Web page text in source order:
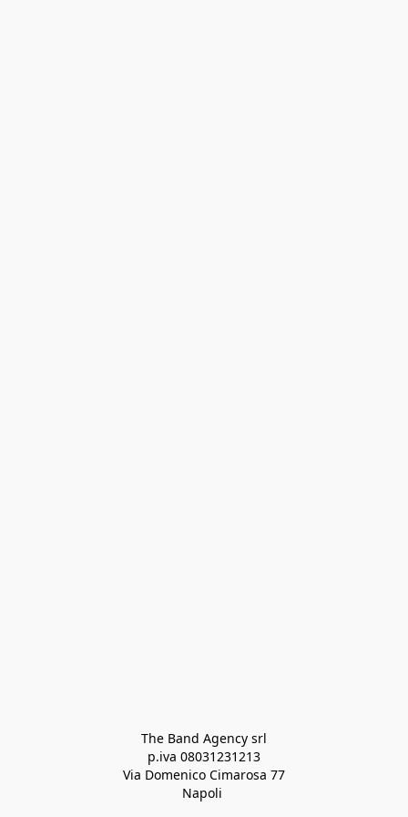
The Band Agency srl
p.iva 08031231213
Via Domenico Cimarosa 77
Napoli